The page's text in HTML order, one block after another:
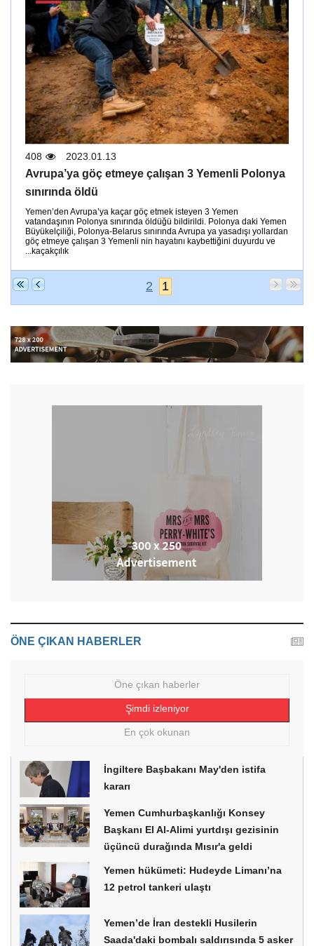
2023.01.13
408
Avrupa’ya göç etmeye çalışan 3 Yemenli Polonya
sınırında öldü
Yemen’den Avrupa’ya kaçar göç etmek isteyen 3 Yemen
vatandaşının Polonya sınırında öldüğü bildirildi. Polonya daki Yemen
Büyükelçiliği, Polonya-Belarus sınırında Avrupa ya yasadışı yollardan
göç etmeye çalışan 3 Yemenli nin hayatını kaybettiğini duyurdu ve
kaçakçılık...
2 1
ÖNE ÇIKAN HABERLER
Öne çıkan haberler
Şimdi izleniyor
En çok okunan
İngiltere Başbakanı May'den istifa
kararı
Yemen Cumhurbaşkanlığı Konsey
Başkanı El Al-Alimi yurtdışı gezisinin
üçüncü durağında Mısır'a geldi
Yemen hükümeti: Hudeyde Limanı’na
12 petrol tankeri ulaştı
Yemen’de İran destekli Husilerin
Saada'daki bombalı saldırısında 5 asker